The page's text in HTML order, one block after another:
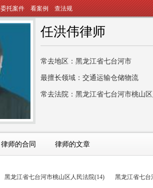
委托案件 看案例 查法规
任洪伟律师
常去地区：黑龙江省七台河市
最擅长领域：交通运输仓储物流
常去法院：黑龙江省七台河市桃山
律师的合同 律师的文章
黑龙江省七台河市桃山区人民法院(14) 黑龙江省七台